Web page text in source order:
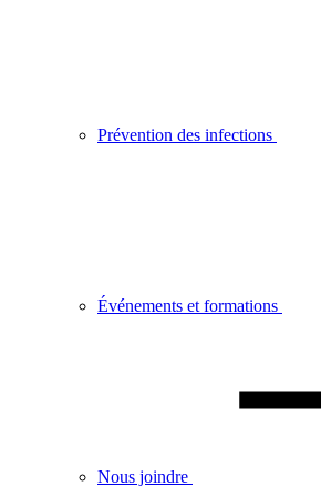
Prévention des infections
Événements et formations
Nous joindre